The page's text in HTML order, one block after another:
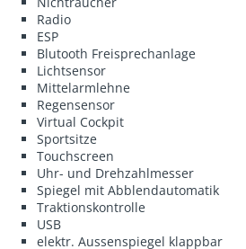
Radio
ESP
Blutooth Freisprechanlage
Lichtsensor
Mittelarmlehne
Regensensor
Virtual Cockpit
Sportsitze
Touchscreen
Uhr- und Drehzahlmesser
Spiegel mit Abblendautomatik
Traktionskontrolle
USB
elektr. Aussenspiegel klappbar